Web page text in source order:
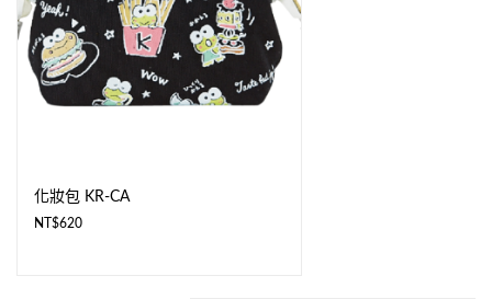
化妝包 KR-CA
NT$620